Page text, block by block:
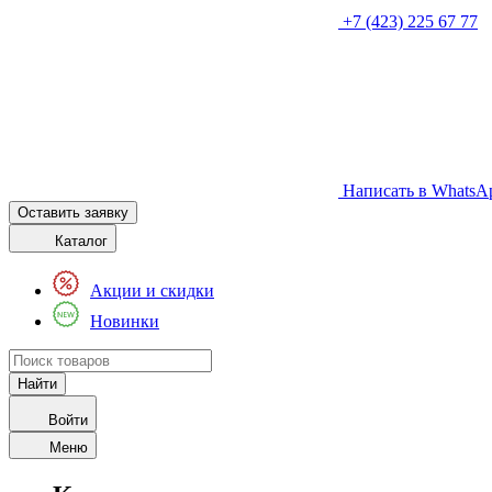
+7 (423) 225 67 77
Написать в
Оставить заявку
Каталог
Акции и скидки
Новинки
Войти
Меню